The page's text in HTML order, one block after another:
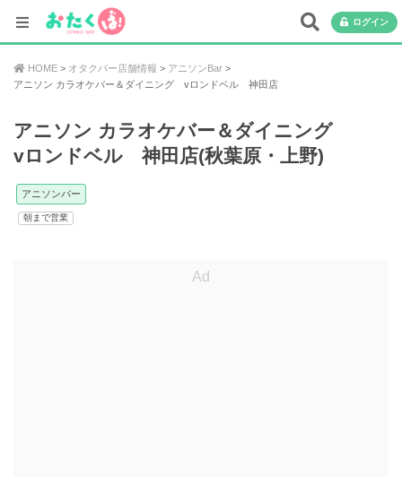
ログイン
HOME オタクバー店舗情報
アニソンBar
アニソン カラオケバー＆ダイニング vロンドベル 神田店
アニソン カラオケバー＆ダイニング
vロンドベル 神田店(秋葉原・上野)
アニソンバー
朝まで営業